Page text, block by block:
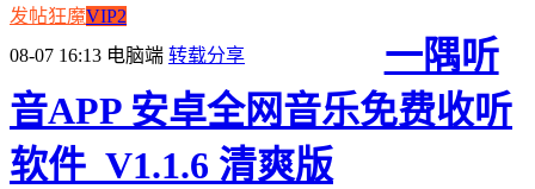
发帖狂魔VIP2
08-07 16:13 电脑端 转载分享
一隅听
音APP 安卓全网音乐免费收听
软件_V1.1.6 清爽版